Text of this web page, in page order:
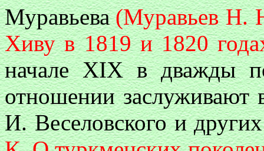
Муравьева (Муравьев Н.
Хиву в 1819 и 1820
начале XIX в дважды
отношении
И. Веселовского и